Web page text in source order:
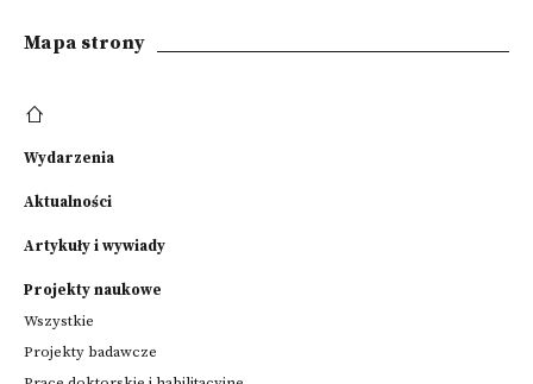
Mapa strony
Wydarzenia
Aktualności
Artykuły i wywiady
Projekty naukowe
Wszystkie
Projekty badawcze